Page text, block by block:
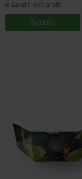
Längre leveranstid
Beställ